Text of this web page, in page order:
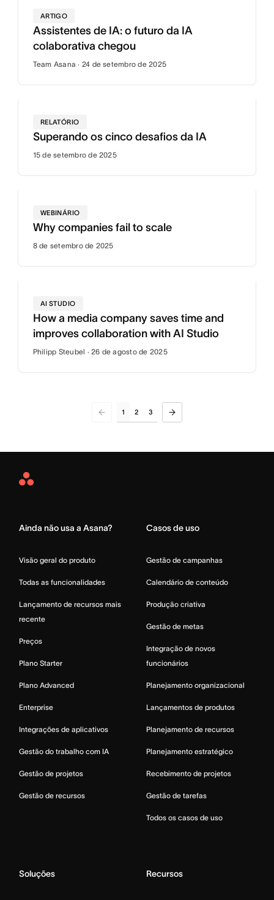
ARTIGO
Assistentes de IA: o futuro da IA
colaborativa chegou
Team Asana · 24 de setembro de 2025
RELATÓRIO
Superando os cinco desafios da IA
15 de setembro de 2025
WEBINÁRIO
Why companies fail to scale
8 de setembro de 2025
AI STUDIO
How a media company saves time and
improves collaboration with AI Studio
Philipp Steubel · 26 de agosto de 2025
1 2 3
Asana
Ainda não usa a Asana?
Visão geral do produto
Todas as funcionalidades
Lançamento de recursos mais
recente
Preços
Plano Starter
Plano Advanced
Enterprise
Integrações de aplicativos
Gestão do trabalho com IA
Gestão de projetos
Gestão de recursos
Casos de uso
Gestão de campanhas
Calendário de conteúdo
Produção criativa
Gestão de metas
Integração de novos
funcionários
Planejamento organizacional
Lançamentos de produtos
Planejamento de recursos
Planejamento estratégico
Recebimento de projetos
Gestão de tarefas
Todos os casos de uso
Soluções Recursos